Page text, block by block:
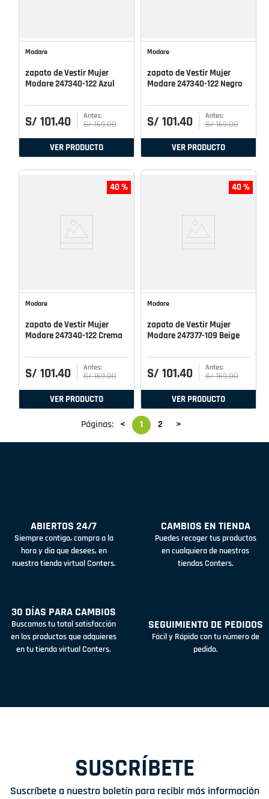
Modare
zapato de Vestir Mujer
Modare 247340-122 Azul
S/ 101.40 S/ 169.00
VER PRODUCTO
Modare
zapato de Vestir Mujer
Modare 247340-122 Negro
S/ 101.40 S/ 169.00
VER PRODUCTO
40 %
Modare
zapato de Vestir Mujer
Modare 247340-122 Crema
S/ 101.40 S/ 169.00
VER PRODUCTO
40 %
Modare
zapato de Vestir Mujer
Modare 247377-109 Beige
S/ 101.40 S/ 169.00
VER PRODUCTO
Páginas: < 1 2 >
ABIERTOS 24/7
Siempre contigo, compra a la
hora y día que desees, en
nuestra tienda virtual Conters.
CAMBIOS EN TIENDA
Puedes recoger tus productos
en cualquiera de nuestras
tiendas Conters.
30 DÍAS PARA CAMBIOS
Buscamos tu total satisfacción
en los productos que adquieres
en tu tienda virtual Conters.
SEGUIMIENTO DE PEDIDOS
Fácil y Rápido con tu número de
pedido.
SUSCRÍBETE
Suscríbete a nuestro boletín para recibir más información